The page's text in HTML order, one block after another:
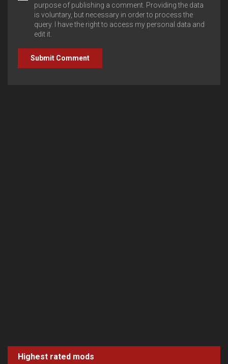
purpose of publishing a comment. Providing the data
is voluntary, but necessary in order to process the
query. I have the right to access my personal data and
edit it.
Highest rated mods